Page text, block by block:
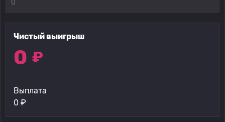
Чистый выигрыш
0 ₽
Выплата
0 ₽